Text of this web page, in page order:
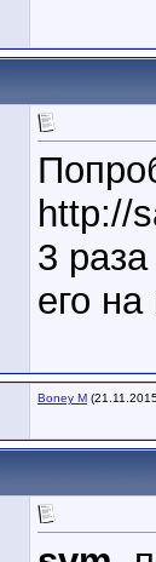
http://
3
его
Boney M